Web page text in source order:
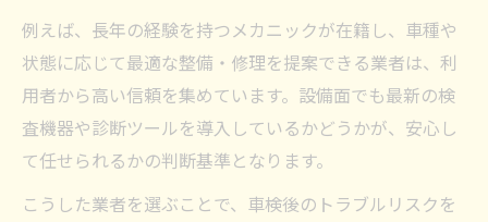
例えば、長年の経験を持つメカニックが在籍し、車種や
状態に応じて最適な整備・修理を提案できる業者は、利
用者から高い信頼を集めています。設備面でも最新の検
査機器や診断ツールを導入しているかどうかが、安心し
て任せられるかの判断基準となります。
こうした業者を選ぶことで、車検後のトラブルリスクを